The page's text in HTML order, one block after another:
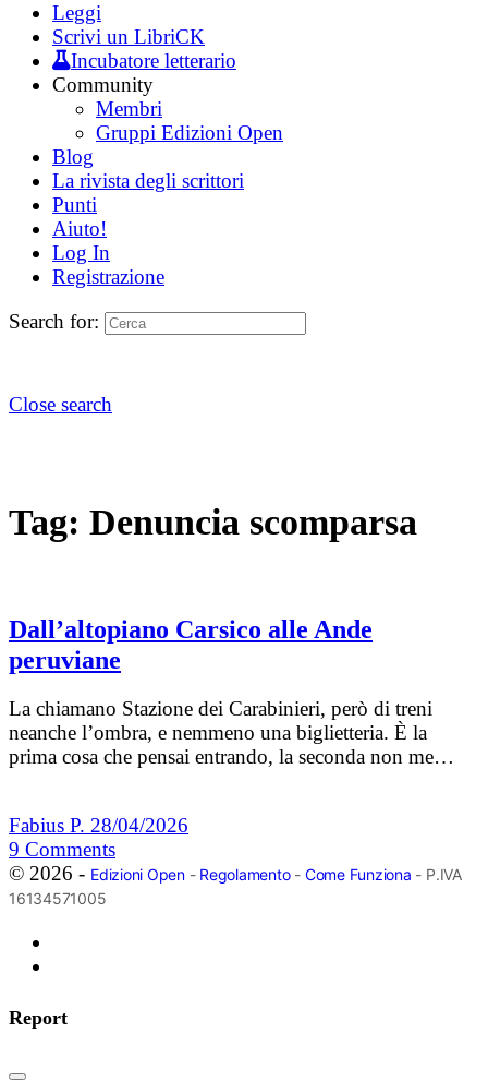
Leggi
Scrivi un LibriCK
Incubatore letterario
Community
Membri
Gruppi Edizioni Open
Blog
La rivista degli scrittori
Punti
Aiuto!
Log In
Registrazione
Search for:
Close search
Tag: Denuncia scomparsa
Dall’altopiano Carsico alle Ande
peruviane
La chiamano Stazione dei Carabinieri, però di treni
neanche l’ombra, e nemmeno una biglietteria. È la
prima cosa che pensai entrando, la seconda non me…
Fabius P. 28/04/2026
9 Comments
© 2026 - Edizioni Open- Regolamento- Come Funziona - P.IVA
16134571005
Report